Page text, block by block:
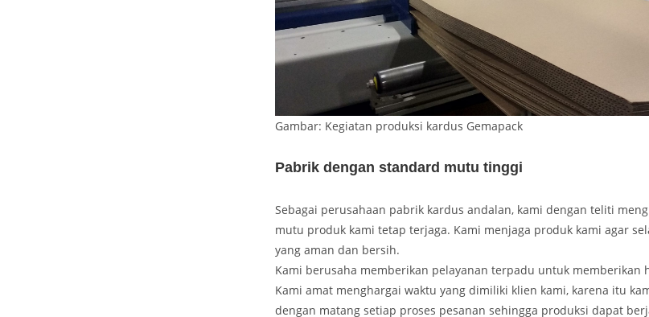
Gambar: Kegiatan produksi kardus Gemapack
Pabrik dengan standard mutu tinggi
Sebagai perusahaan pabrik kardus andalan, kami dengan teliti
mutu produk kami tetap terjaga. Kami menjaga produk kami agar
yang aman dan bersih.
Kami berusaha memberikan pelayanan terpadu untuk memberikan
Kami amat menghargai waktu yang dimiliki klien kami, karena itu
dengan matang setiap proses pesanan sehingga produksi dapat